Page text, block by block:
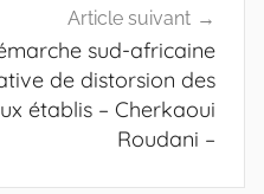
Article suivant
sud-africaine
de distorsion des
établis – Cherkaoui
Roudani –